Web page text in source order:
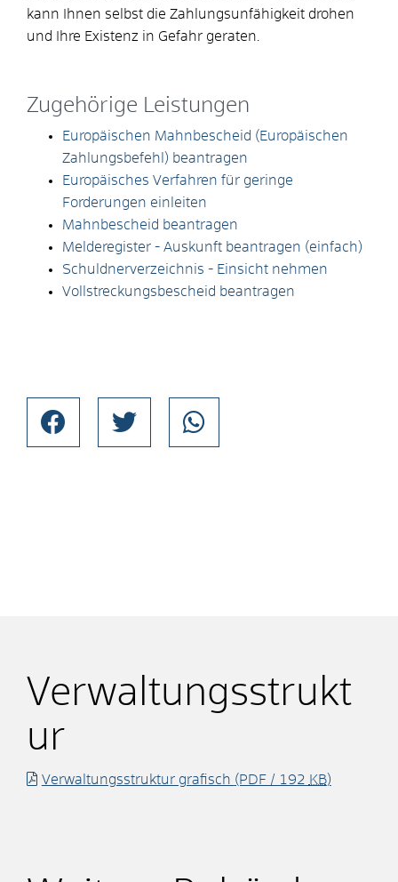
kann Ihnen selbst die Zahlungsunfähigkeit drohen
und Ihre Existenz in Gefahr geraten.
Zugehörige Leistungen
Europäischen Mahnbescheid (Europäischen
Zahlungsbefehl) beantragen
Europäisches Verfahren für geringe
Forderungen einleiten
Mahnbescheid beantragen
Melderegister - Auskunft beantragen (einfach)
Schuldnerverzeichnis - Einsicht nehmen
Vollstreckungsbescheid beantragen
Verwaltungsstrukt
ur
Verwaltungsstruktur grafisch (PDF / 192 KB)